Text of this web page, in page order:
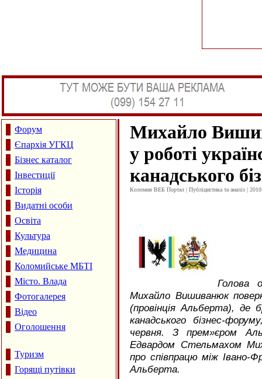
Форум
Єпархія УГКЦ
Бізнес каталог
Інвестиції
Історія
Видатні особи
Освіта
Культура
Медицина
Коломийське МБТІ
Місто. Влада
Фотогалерея
Відео
Оголошення
Туризм
Горящі путівки
Михайло
у роботі
канадського
Коломия ВЕБ Портал | Публіцистика та аналіз |
Голова
Михайло Вишиванюк
(провінція Альберта), де
канадського бізнес-
червня. З прем»єром
Едвардом Стельмахом
про співпрацю між Івано-
Альберта.